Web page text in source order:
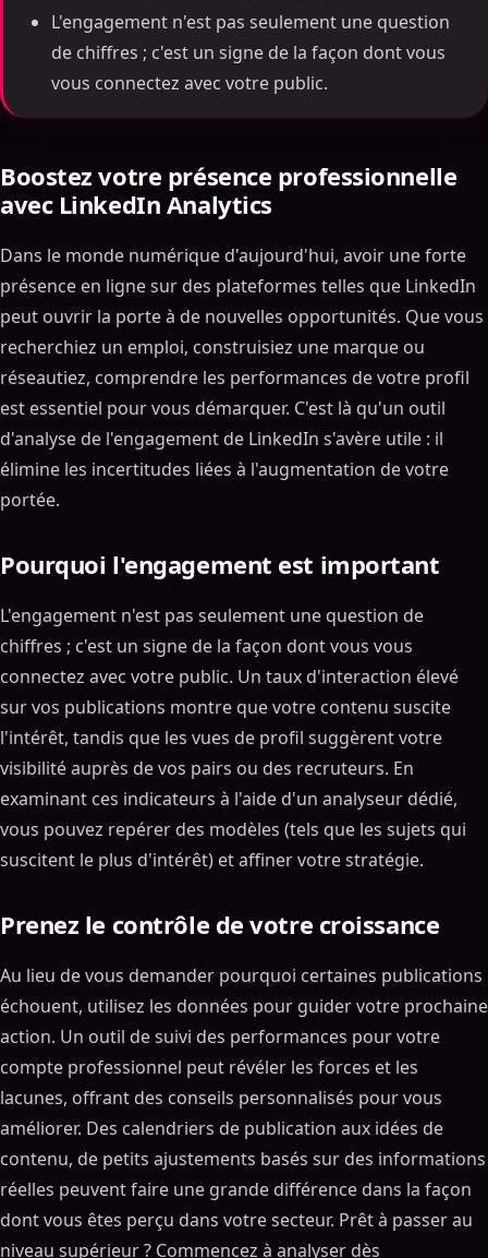
L'engagement n'est pas seulement une question
de chiffres ; c'est un signe de la façon dont vous
vous connectez avec votre public.
Boostez votre présence professionnelle
avec LinkedIn Analytics
Dans le monde numérique d'aujourd'hui, avoir une forte
présence en ligne sur des plateformes telles que LinkedIn
peut ouvrir la porte à de nouvelles opportunités. Que vous
recherchiez un emploi, construisiez une marque ou
réseautiez, comprendre les performances de votre profil
est essentiel pour vous démarquer. C'est là qu'un outil
d'analyse de l'engagement de LinkedIn s'avère utile : il
élimine les incertitudes liées à l'augmentation de votre
portée.
Pourquoi l'engagement est important
L'engagement n'est pas seulement une question de
chiffres ; c'est un signe de la façon dont vous vous
connectez avec votre public. Un taux d'interaction élevé
sur vos publications montre que votre contenu suscite
l'intérêt, tandis que les vues de profil suggèrent votre
visibilité auprès de vos pairs ou des recruteurs. En
examinant ces indicateurs à l'aide d'un analyseur dédié,
vous pouvez repérer des modèles (tels que les sujets qui
suscitent le plus d'intérêt) et affiner votre stratégie.
Prenez le contrôle de votre croissance
Au lieu de vous demander pourquoi certaines publications
échouent, utilisez les données pour guider votre prochaine
action. Un outil de suivi des performances pour votre
compte professionnel peut révéler les forces et les
lacunes, offrant des conseils personnalisés pour vous
améliorer. Des calendriers de publication aux idées de
contenu, de petits ajustements basés sur des informations
réelles peuvent faire une grande différence dans la façon
dont vous êtes perçu dans votre secteur. Prêt à passer au
niveau supérieur ? Commencez à analyser dès